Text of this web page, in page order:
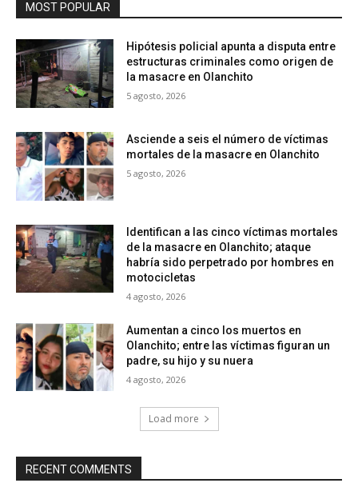
MOST POPULAR
Hipótesis policial apunta a disputa entre
estructuras criminales como origen de
la masacre en Olanchito
5 agosto, 2026
Asciende a seis el número de víctimas
mortales de la masacre en Olanchito
5 agosto, 2026
Identifican a las cinco víctimas mortales
de la masacre en Olanchito; ataque
habría sido perpetrado por hombres en
motocicletas
4 agosto, 2026
Aumentan a cinco los muertos en
Olanchito; entre las víctimas figuran un
padre, su hijo y su nuera
4 agosto, 2026
Load more
RECENT COMMENTS